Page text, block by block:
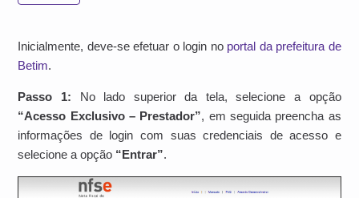
Inicialmente, deve-se efetuar o login no portal da prefeitura de
Betim.
Passo 1: No lado superior da tela, selecione a opção
“Acesso Exclusivo – Prestador”, em seguida preencha as
informações de login com suas credenciais de acesso e
selecione a opção “Entrar”.